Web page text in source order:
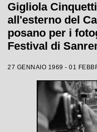
Gigliola
all'esterno del
posano per i
Festival di
27 GENNAIO 1969 - 01